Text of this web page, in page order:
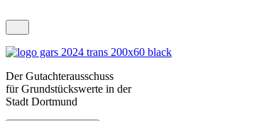
DerGutachterausschuss
für Grundstückswerte in der
Stadt Dortmund